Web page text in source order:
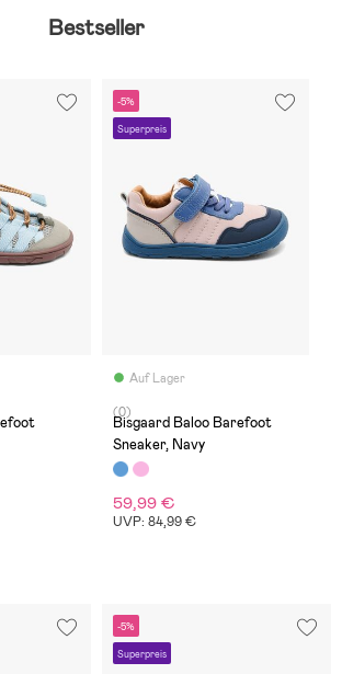
Bestseller
-5%
Superpreis
Auf Lager
(0)
Bisgaard Baloo Barefoot
Sneaker, Navy
59,99 €
UVP: 84,99 €
-5%
Superpreis